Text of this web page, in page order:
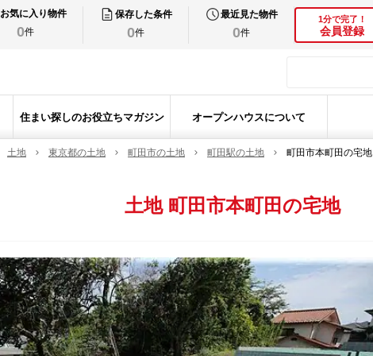
お気に入り物件
0件
保存した条件
0件
最近見た物件
0件
1分で完了！
会員登録
住まい探しのお役立ちマガジン オープンハウスについて
土地 東京都の土地 町田市の土地 町田駅の土地 町田市本町田の宅地
土地 町田市本町田の宅地